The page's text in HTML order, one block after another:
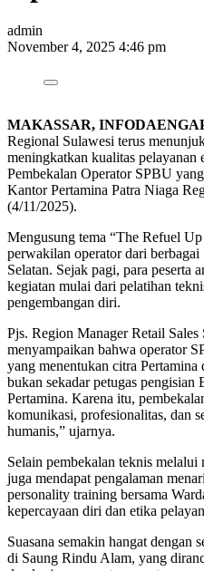
admin
November 4, 2025 4:46 pm
MAKASSAR,
Regional Sulawesi terus
meningkatkan kualitas pelayanan
Pembekalan Operator SPBU
Kantor Pertamina Patra Niaga
(4/11/2025).
Mengusung tema “The Refuel
perwakilan operator dari
Selatan. Sejak pagi, para peserta
kegiatan mulai dari pelatihan
pengembangan diri.
Pjs. Region Manager Retail
menyampaikan bahwa operator
yang menentukan citra Pertamina
bukan sekadar petugas
Pertamina. Karena itu,
komunikasi, profesionalitas, dan
humanis,” ujarnya.
Selain pembekalan teknis
juga mendapat pengalaman
personality training bersama
kepercayaan diri dan etika
Suasana semakin hangat dengan
di Saung Rindu Alam, yang